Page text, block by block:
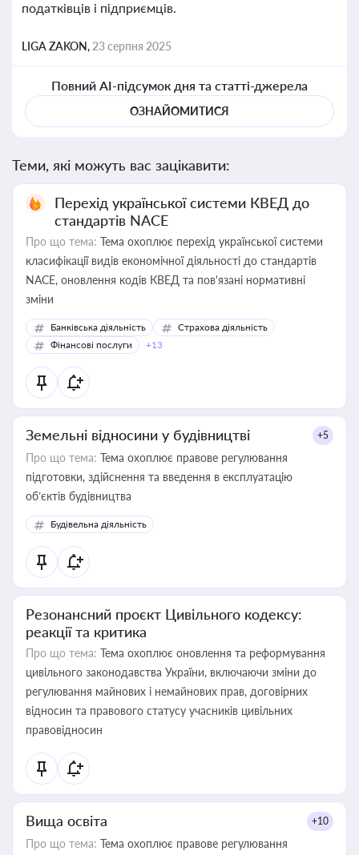
податківців і підприємців.
LIGA ZAKON, 23 серпня 2025
Повний AI-підсумок дня та статті-джерела
ОЗНАЙОМИТИСЯ
Теми, які можуть вас зацікавити:
Перехід української системи КВЕД до
стандартів NACE
Про що тема: Тема охоплює перехід української системи
класифікації видів економічної діяльності до стандартів
NACE, оновлення кодів КВЕД та пов'язані нормативні
зміни
Банківська діяльність
Страхова діяльність
Фінансові послуги
+13
Земельні відносини у будівництві +5
Про що тема: Тема охоплює правове регулювання
підготовки, здійснення та введення в експлуатацію
об’єктів будівництва
Будівельна діяльність
Резонансний проєкт Цивільного кодексу:
реакції та критика
Про що тема: Тема охоплює оновлення та реформування
цивільного законодавства України, включаючи зміни до
регулювання майнових і немайнових прав, договірних
відносин та правового статусу учасників цивільних
правовідносин
Вища освіта +10
Про що тема: Тема охоплює правове регулювання